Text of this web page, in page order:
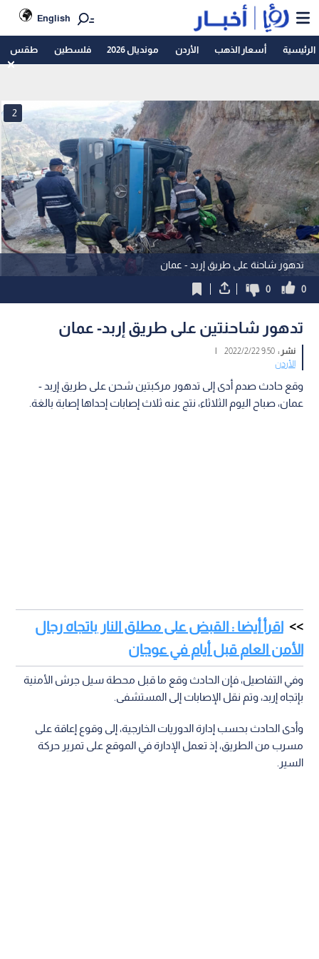
English
الرئيسية أسعار الذهب الأردن مونديال 2026 فلسطين طقس
تدهور شاحنة على طريق إربد - عمان
2
0
0
تدهور شاحنتين على طريق إربد- عمان
نشر :9:50 2022/2/22
|
الأردن
وقع حادث صدم أدى إلى تدهور مركبتين شحن على طريق إربد -
عمان، صباح اليوم الثلاثاء، نتج عنه ثلاث إصابات إحداها إصابة بالغة.
اقرأ أيضا : القبض على مطلق النار باتجاه رجال
الأمن العام قبل أيام في عوجان
وفي التفاصيل، فإن الحادث وقع ما قبل محطة سيل جرش الأمنية
بإتجاه إربد، وتم نقل الإصابات إلى المستشفى.
وأدى الحادث بحسب إدارة الدوريات الخارجية، إلى وقوع إعاقة على
مسرب من الطريق، إذ تعمل الإدارة في الموقع على تمرير حركة
السير.